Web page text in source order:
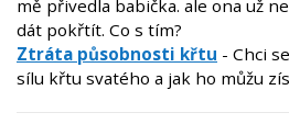
mě přivedla babička. ale ona už
dát pokřtít. Co s tím?
Ztráta působnosti křtu - Chci
sílu křtu svatého a jak ho můžu